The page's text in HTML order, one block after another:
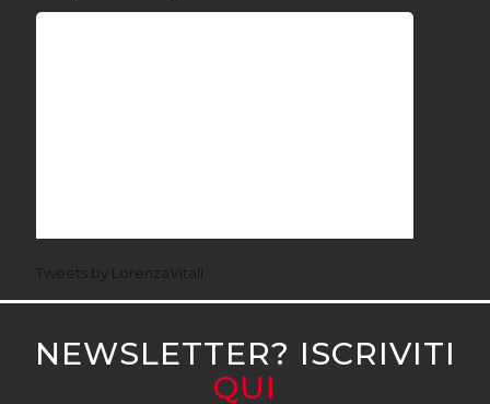
Tweets by LorenzaVitali
NEWSLETTER? ISCRIVITI
QUI